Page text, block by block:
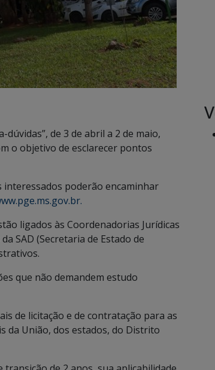
de 3 de abril a 2 de maio,
o objetivo de esclarecer pontos
poderão encaminhar
ligados às Coordenadorias Jurídicas
SAD (Secretaria de Estado de
que não demandem estudo
de licitação e de contratação para as
da União, dos estados, do Distrito